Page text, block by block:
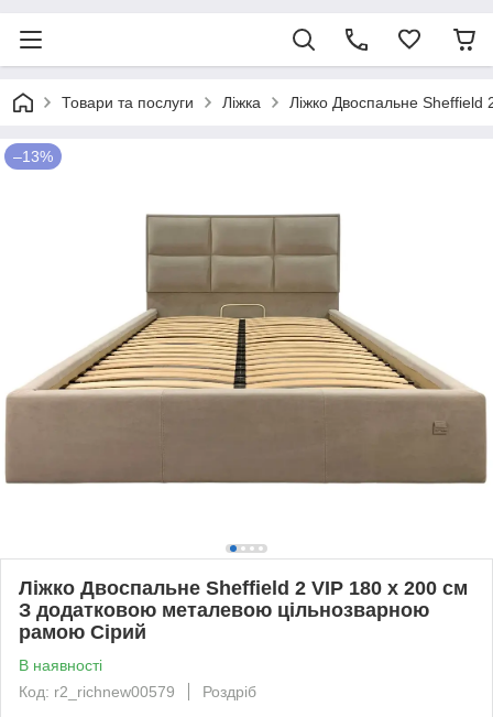
Товари та послуги Ліжка Ліжко Двоспальне
–13%
Ліжко Двоспальне Sheffield 2 VIP 180 х 200 см
З додатковою металевою цільнозварною
рамою Сірий
В наявності
Код: r2_richnew00579
Роздріб